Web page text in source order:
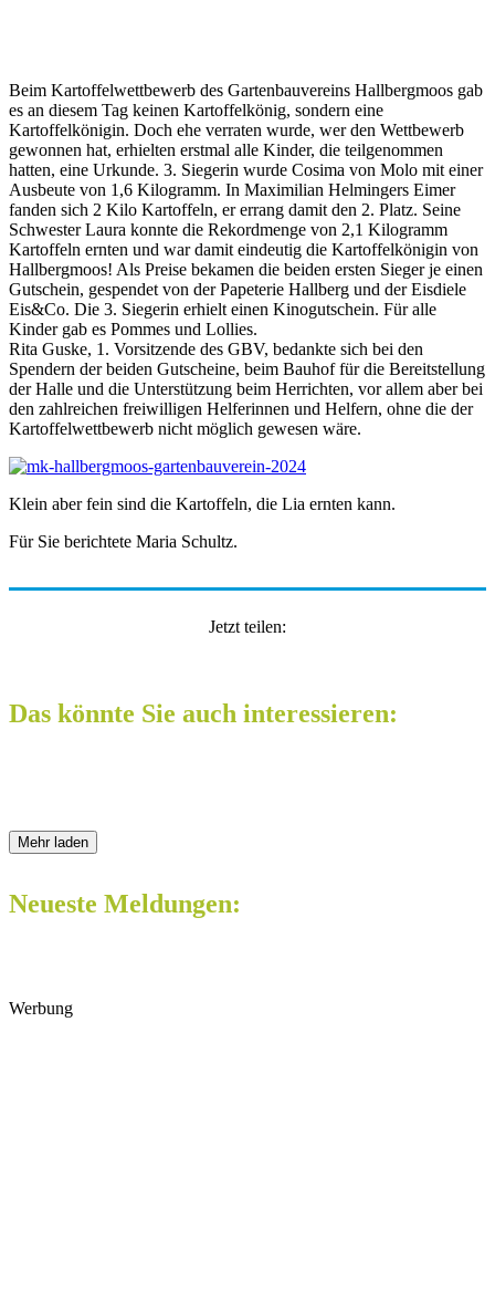
Beim Kartoffelwettbewerb des Gartenbauvereins Hallbergmoos gab
es an diesem Tag keinen Kartoffelkönig, sondern eine
Kartoffelkönigin. Doch ehe verraten wurde, wer den Wettbewerb
gewonnen hat, erhielten erstmal alle Kinder, die teilgenommen
hatten, eine Urkunde. 3. Siegerin wurde Cosima von Molo mit einer
Ausbeute von 1,6 Kilogramm. In Maximilian Helmingers Eimer
fanden sich 2 Kilo Kartoffeln, er errang damit den 2. Platz. Seine
Schwester Laura konnte die Rekordmenge von 2,1 Kilogramm
Kartoffeln ernten und war damit eindeutig die Kartoffelkönigin von
Hallbergmoos! Als Preise bekamen die beiden ersten Sieger je einen
Gutschein, gespendet von der Papeterie Hallberg und der Eisdiele
Eis&Co. Die 3. Siegerin erhielt einen Kinogutschein. Für alle
Kinder gab es Pommes und Lollies.
Rita Guske, 1. Vorsitzende des GBV, bedankte sich bei den
Spendern der beiden Gutscheine, beim Bauhof für die Bereitstellung
der Halle und die Unterstützung beim Herrichten, vor allem aber bei
den zahlreichen freiwilligen Helferinnen und Helfern, ohne die der
Kartoffelwettbewerb nicht möglich gewesen wäre.
Klein aber fein sind die Kartoffeln, die Lia ernten kann.
Für Sie berichtete Maria Schultz.
Jetzt teilen:
Das könnte Sie auch interessieren:
Mehr laden
Neueste Meldungen:
Werbung